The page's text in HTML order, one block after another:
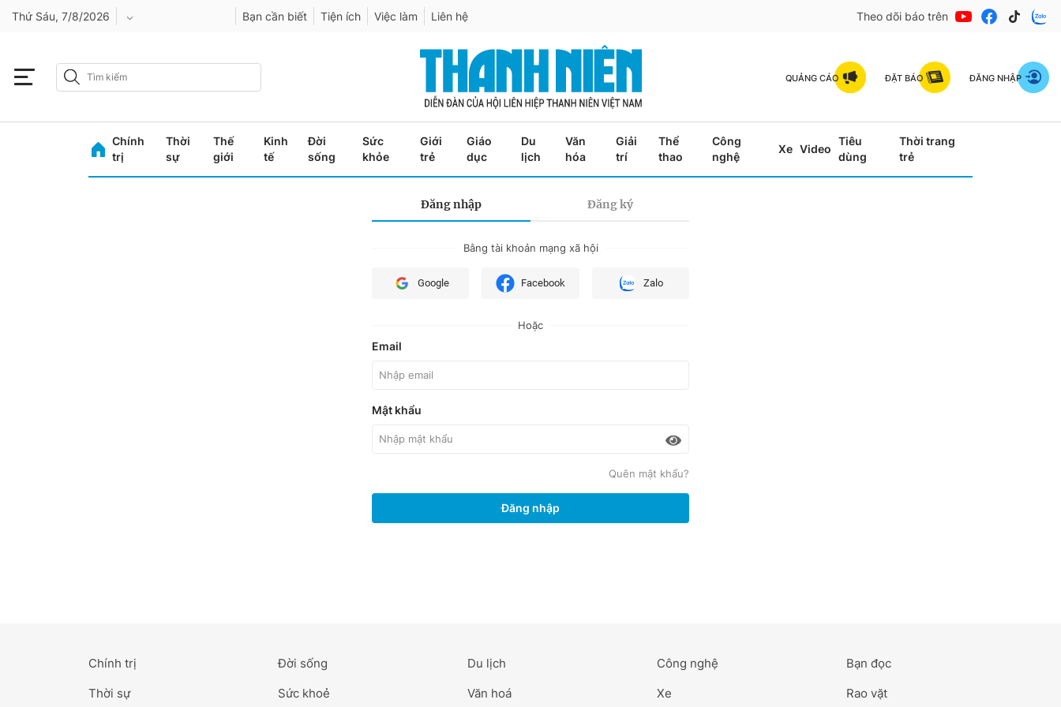
Thứ Sáu, 7/8/2026
Bình Phước
Đắk Lắk
Bạn cần biết Tiện ích Việc làm Liên hệ Theo dõi báo trên
QUẢNG CÁO ĐẶT BÁO ĐĂNG NHẬP
Chính
trị
Thời
sự
Thế
giới
Kinh
tế
Đời
sống
Sức
khỏe
Giới
trẻ
Giáo
dục
Du
lịch
Văn
hóa
Giải
trí
Thể
thao
Công
nghệ
Xe Video
Tiêu
dùng
Thời trang
trẻ
Đăng nhập Đăng ký
Bằng tài khoản mạng xã hội
Google Facebook Zalo
Hoặc
Email
Mật khẩu
Quên mật khẩu?
Đăng nhập
Chính trị
Thời sự
Đời sống
Sức khoẻ
Du lịch
Văn hoá
Công nghệ
Xe
Bạn đọc
Rao vặt